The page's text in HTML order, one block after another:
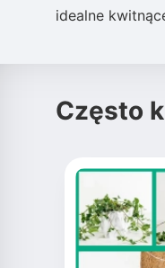
idealne
Często